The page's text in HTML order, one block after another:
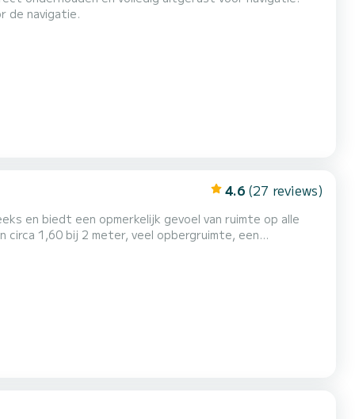
de navigatie.
4.6 (27 reviews)
en biedt een opmerkelijk gevoel van ruimte op alle
1,60 bij 2 meter, veel opbergruimte, een
tot een comfortabele badkamer met douche,